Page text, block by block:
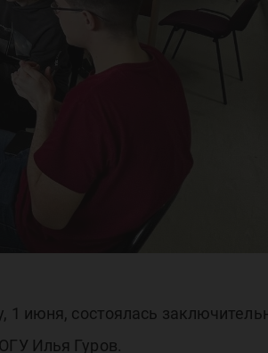
июня, состоялась
Илья Гуров.